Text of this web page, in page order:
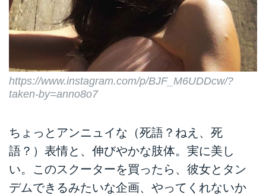
https://www.instagram.com/p/BJF_M6UDDcw/?
taken-by=anno8o7
ちょっとアンニュイな（死語？ねえ、死
語？）表情と、伸びやかな肢体。実に美し
い。このスクーターを買ったら、彼女とタン
デムできるみたいな企画、やってくれないか